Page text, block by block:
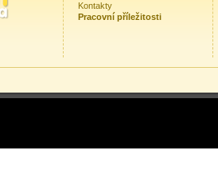
Kontakty
Pracovní příležitosti